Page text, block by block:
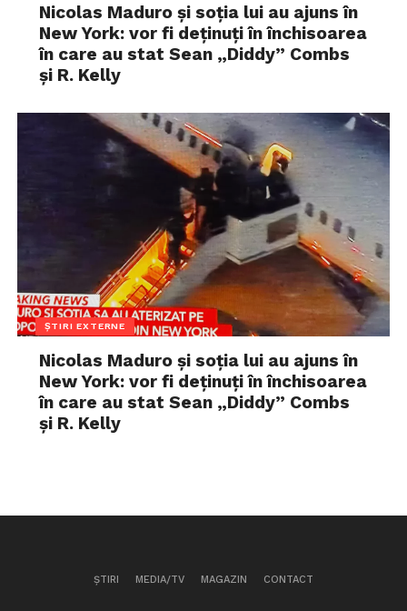
Nicolas Maduro și soția lui au ajuns în
New York: vor fi deținuți în închisoarea
în care au stat Sean „Diddy” Combs
și R. Kelly
ȘTIRI EXTERNE
Nicolas Maduro și soția lui au ajuns în
New York: vor fi deținuți în închisoarea
în care au stat Sean „Diddy” Combs
și R. Kelly
ȘTIRI MEDIA/TV MAGAZIN CONTACT